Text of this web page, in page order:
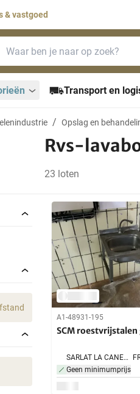
& vastgoed
Transport en
Opslag en
Rvs-
23 loten
A1-48931-195
SCM
SARLAT LA CANEDA,
Geen minimumprijs